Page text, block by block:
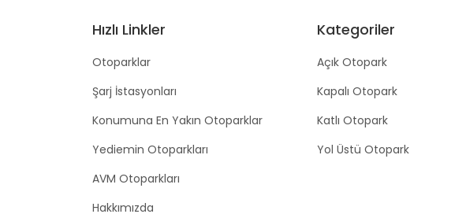
Hızlı Linkler
Otoparklar
Şarj İstasyonları
Konumuna En Yakın Otoparklar
Yediemin Otoparkları
AVM Otoparkları
Hakkımızda
Kategoriler
Açık Otopark
Kapalı Otopark
Katlı Otopark
Yol Üstü Otopark